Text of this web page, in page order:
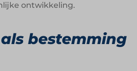
ontwikkeling.
bestemming